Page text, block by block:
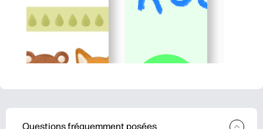
Questions fréquemment posées